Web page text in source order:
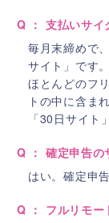
Q ： 支払いサイ
毎月末締めで
サイト」です。
ほとんどのフ
トの中に含ま
「30日サイト
Q ： 確定申告の
はい。確定申
Q ： フルリモー